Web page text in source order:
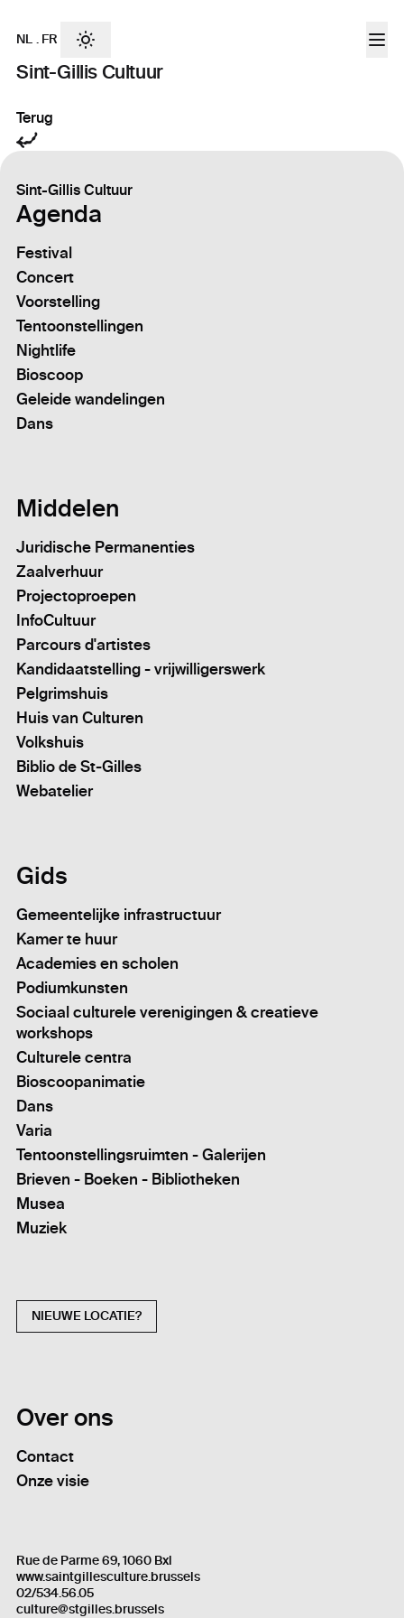
Sint-Gillis Cultuur
NL . FR
Terug
Sint-Gillis Cultuur
Agenda
Festival
Concert
Voorstelling
Tentoonstellingen
Nightlife
Bioscoop
Geleide wandelingen
Dans
Middelen
Juridische Permanenties
Zaalverhuur
Projectoproepen
InfoCultuur
Parcours d'artistes
Kandidaatstelling - vrijwilligerswerk
Pelgrimshuis
Huis van Culturen
Volkshuis
Biblio de St-Gilles
Webatelier
Gids
Gemeentelijke infrastructuur
Kamer te huur
Academies en scholen
Podiumkunsten
Sociaal culturele verenigingen & creatieve
workshops
Culturele centra
Bioscoopanimatie
Dans
Varia
Tentoonstellingsruimten - Galerijen
Brieven - Boeken - Bibliotheken
Musea
Muziek
NIEUWE LOCATIE?
Over ons
Contact
Onze visie
Rue de Parme 69, 1060 Bxl
www.saintgillesculture.brussels
02/534.56.05
culture@stgilles.brussels